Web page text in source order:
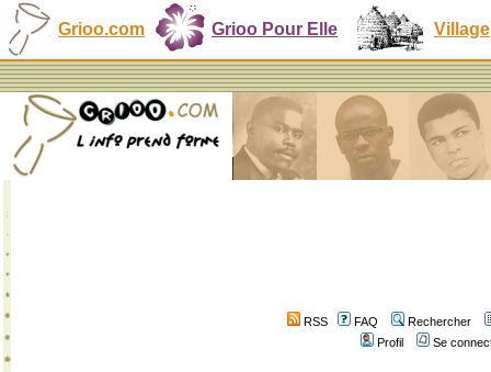
Grioo.com Grioo Pour Elle Village
RSS FAQ
Rechercher
Profil
Se